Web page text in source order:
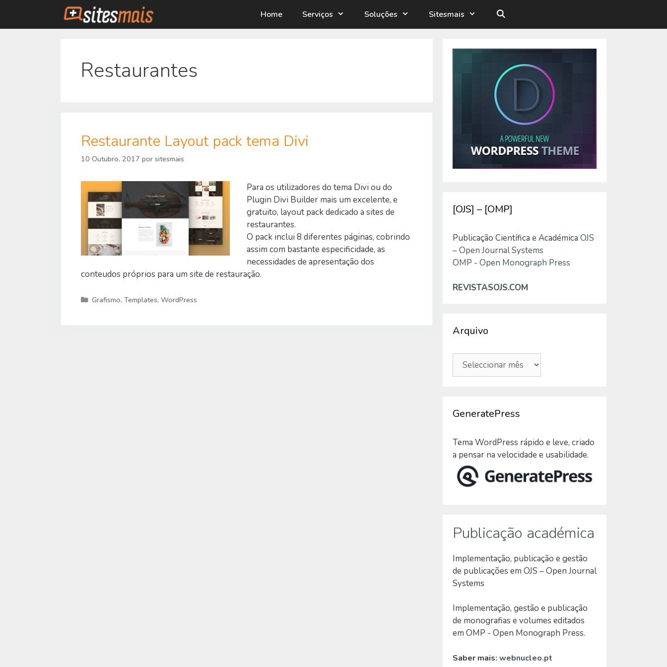
o
Home Serviços Soluções Sitesmais
Restaurantes
Restaurante Layout pack tema Divi
10 Outubro, 2017 por sitesmais
Para os utilizadores do tema Divi ou do
Plugin Divi Builder mais um excelente, e
gratuito, layout pack dedicado a sites de
restaurantes.
O pack inclui 8 diferentes páginas, cobrindo
assim com bastante especificidade, as
necessidades de apresentação dos
conteudos próprios para um site de restauração.
Categorias
Grafismo, Templates, WordPress
[OJS] – [OMP]
Publicação Científica e Académica OJS
– Open Journal Systems
OMP - Open Monograph Press
REVISTASOJS.COM
Arquivo
Arquivo
GeneratePress
Tema WordPress rápido e leve, criado
a pensar na velocidade e usabilidade.
Publicação académica
Implementação, publicação e gestão
de publicações em OJS – Open Journal
Systems
Implementação, gestão e publicação
de monografias e volumes editados
em OMP - Open Monograph Press.
Saber mais: webnucleo.pt